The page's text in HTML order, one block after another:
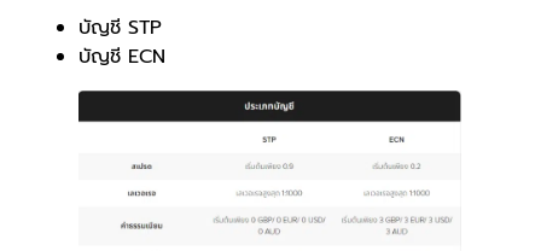
บัญชี STP
บัญชี ECN